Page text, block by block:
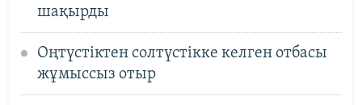
шақырды
Оңтүстіктен солтүстікке келген отбасы
жұмыссыз отыр